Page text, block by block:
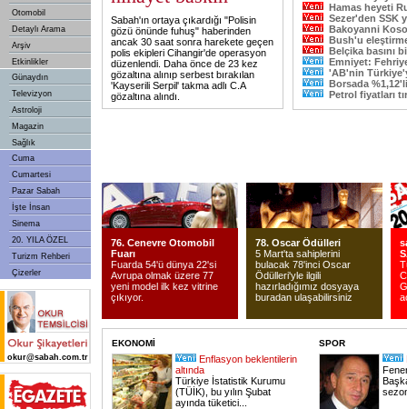
Otomobil
Detaylı Arama
Arşiv
Etkinlikler
Günaydın
Televizyon
Astroloji
Magazin
Sağlık
Cuma
Cumartesi
Pazar Sabah
İşte İnsan
Sinema
20. YILA ÖZEL
Turizm Rehberi
Çizerler
okur@sabah.com.tr
Sabah'ın ortaya çıkardığı "Polisin
gözü önünde fuhuş" haberinden
ancak 30 saat sonra harekete geçen
polis ekipleri Cihangir'de operasyon
düzenlendi. Daha önce de 23 kez
gözaltına alınıp serbest bırakılan
'Kayserili Serpil' takma adlı C.A
gözaltına alındı.
Hamas heyeti
Sezer'den SSK
Bakoyanni
Bush'u
Belçika basını
Emniyet:
'AB'nin
Borsada
Petrol fiyatları
76. Cenevre Otomobil
Fuarı
Fuarda 54'ü dünya 22'si
Avrupa olmak üzere 77
yeni model ilk kez vitrine
çıkıyor.
78. Oscar Ödülleri
5 Mart'ta sahiplerini
bulacak 78'inci Oscar
Ödülleri'yle ilgili
hazırladığımız dosyaya
buradan ulaşabilirsiniz
EKONOMİ
Enflasyon beklentilerin
altında
Türkiye İstatistik Kurumu
(TÜİK), bu yılın Şubat
ayında tüketici...
SPOR